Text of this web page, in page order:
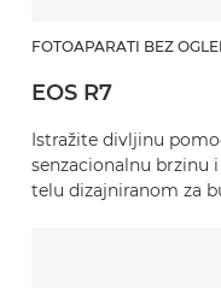
FOTOAPARATI BEZ
EOS R7
Istražite divljinu
senzacionalnu brzinu
telu dizajniranom za